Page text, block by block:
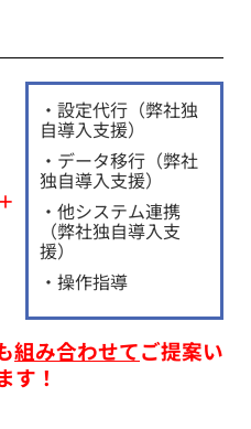
＋
・設定代行（弊社独
自導入支援）
・データ移行（弊社
独自導入支援）
・他システム連携
（弊社独自導入支
援）
・操作指導
組み合わせてご提案い
す！